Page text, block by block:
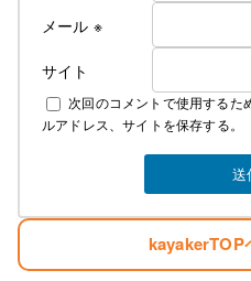
メール ※
サイト
次回のコメントで使用するた
ルアドレス、サイトを保存する。
kayakerTOP